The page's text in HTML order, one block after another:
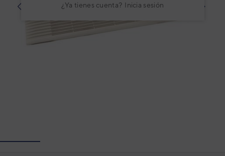
¿Ya tienes cuenta? Inicia sesión